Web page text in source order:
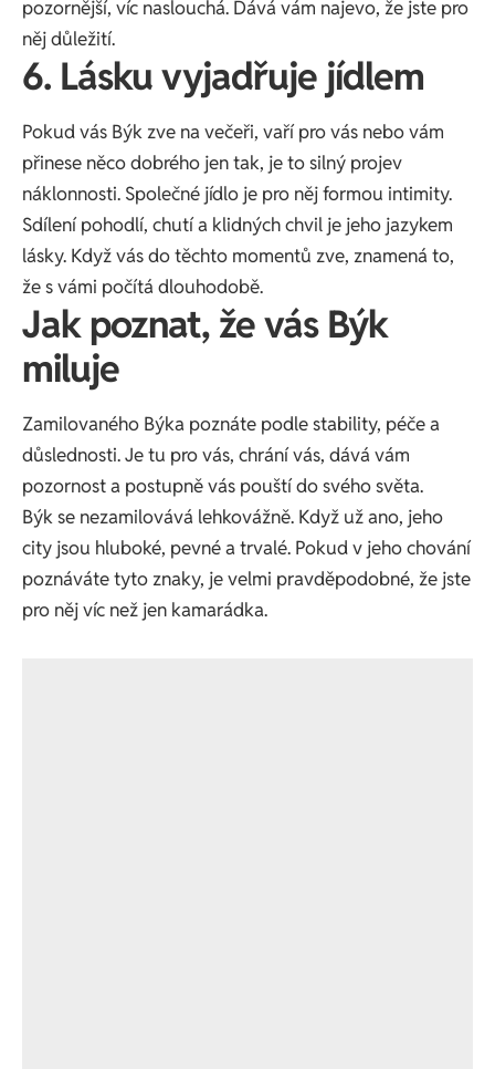
pozornější, víc naslouchá. Dává vám najevo, že jste pro
něj důležití.
6. Lásku vyjadřuje jídlem
Pokud vás Býk zve na večeři, vaří pro vás nebo vám
přinese něco dobrého jen tak, je to silný projev
náklonnosti. Společné jídlo je pro něj formou intimity.
Sdílení pohodlí, chutí a klidných chvil je jeho jazykem
lásky. Když vás do těchto momentů zve, znamená to,
že s vámi počítá dlouhodobě.
Jak poznat, že vás Býk
miluje
Zamilovaného Býka poznáte podle stability, péče a
důslednosti. Je tu pro vás, chrání vás, dává vám
pozornost a postupně vás pouští do svého světa.
Býk se nezamilovává lehkovážně. Když už ano, jeho
city jsou hluboké, pevné a trvalé. Pokud v jeho chování
poznáváte tyto znaky, je velmi pravděpodobné, že jste
pro něj víc než jen kamarádka.